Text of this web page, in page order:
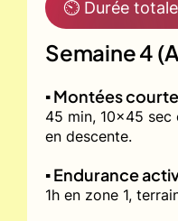
⏲ Durée
Semaine 4
▪️ Montées
45 min, 10x45 sec
en descente.
▪️ Endurance
1h en zone 1,